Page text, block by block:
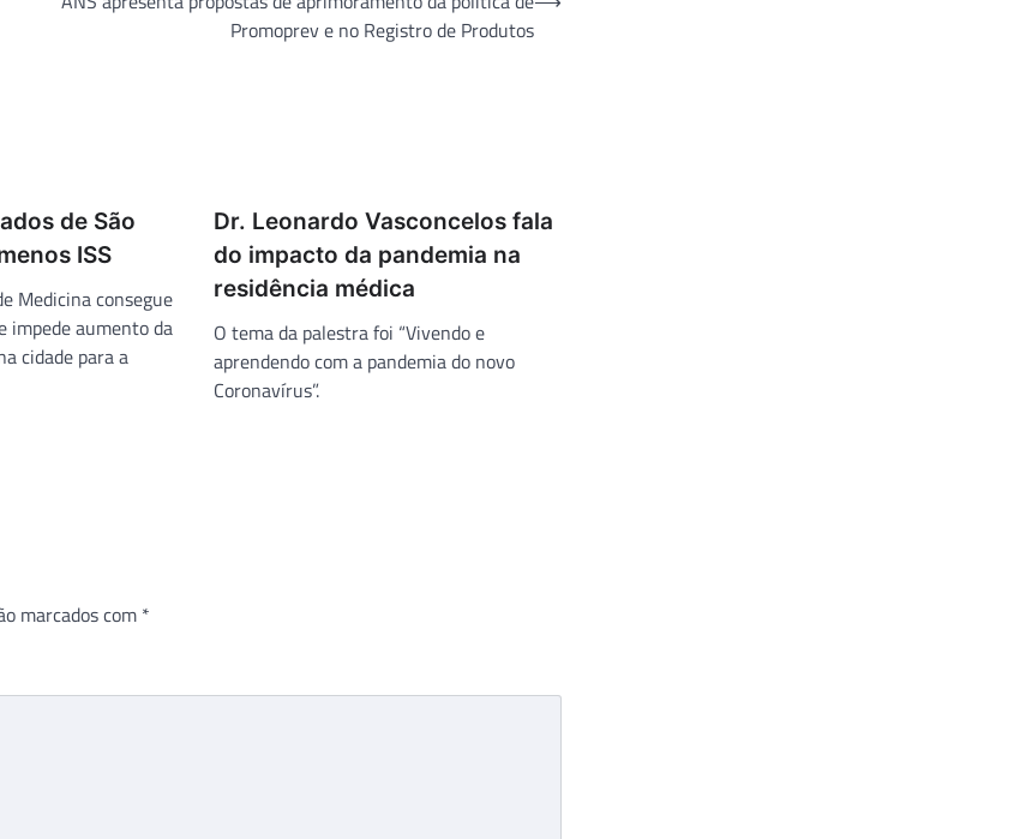
Promoprev e no Registro de Produtos
de São
ISS
Medicina consegue
impede aumento da
cidade para a
Dr. Leonardo Vasconcelos fala
do impacto da pandemia na
residência médica
O tema da palestra foi “Vivendo e
aprendendo com a pandemia do novo
Coronavírus”.
marcados com *